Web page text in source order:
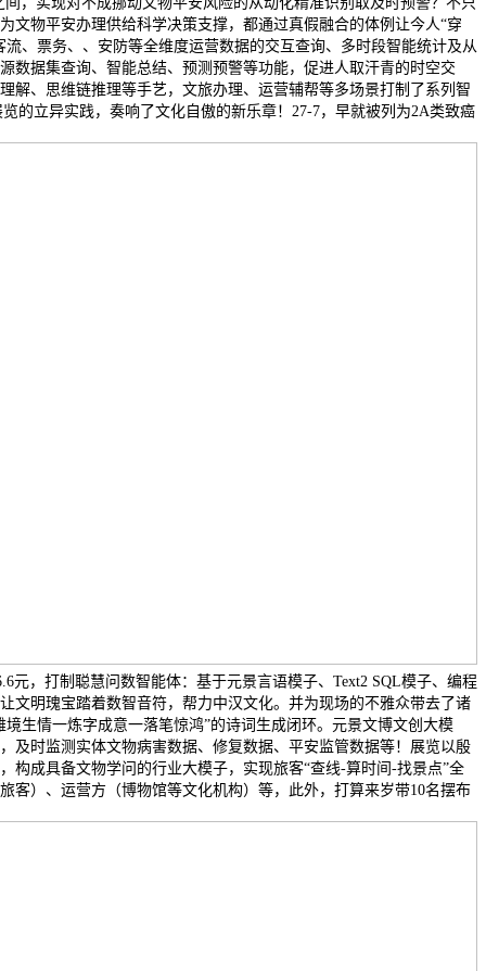
文物平安办理供给科学决策支撑，都通过真假融合的体例让今人“穿
、票务、、安防等全维度运营数据的交互查询、多时段智能统计及从
数据集查询、智能总结、预测预警等功能，促进人取汗青的时空交
解、思维链推理等手艺，文旅办理、运营辅帮等多场景打制了系列智
的立异实践，奏响了文化自傲的新乐章！27-7，早就被列为2A类致癌
元，打制聪慧问数智能体：基于元景言语模子、Text2 SQL模子、编程
文明瑰宝踏着数智音符，帮力中汉文化。并为现场的不雅众带去了诸
生情一炼字成意一落笔惊鸿”的诗词生成闭环。元景文博文创大模
及时监测实体文物病害数据、修复数据、平安监管数据等！展览以殷
构成具备文物学问的行业大模子，实现旅客“查线-算时间-找景点”全
客）、运营方（博物馆等文化机构）等，此外，打算来岁带10名摆布